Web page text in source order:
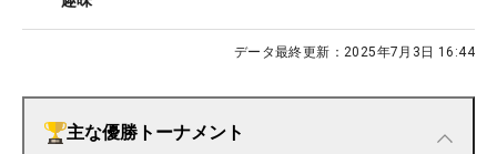
データ最終更新： 2025年7月3日 16:44
主な優勝トーナメント